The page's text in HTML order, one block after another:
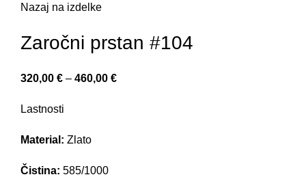
Nazaj na izdelke
Zaročni prstan #104
320,00 € – 460,00 €
Lastnosti
Material: Zlato
Čistina: 585/1000